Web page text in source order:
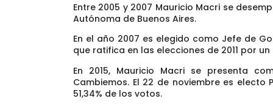
Entre 2005 y 2007 Mauricio Macri se
Autónoma de Buenos Aires.
En el año 2007 es elegido como Jefe de
que ratifica en las elecciones de 2011 por
En 2015, Mauricio Macri se presenta
Cambiemos. El 22 de noviembre es
51,34% de los votos.